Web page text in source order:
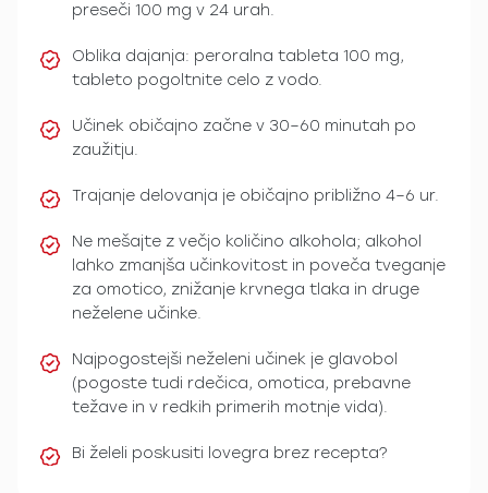
preseči 100 mg v 24 urah.
Oblika dajanja: peroralna tableta 100 mg,
tableto pogoltnite celo z vodo.
Učinek običajno začne v 30–60 minutah po
zaužitju.
Trajanje delovanja je običajno približno 4–6 ur.
Ne mešajte z večjo količino alkohola; alkohol
lahko zmanjša učinkovitost in poveča tveganje
za omotico, znižanje krvnega tlaka in druge
neželene učinke.
Najpogostejši neželeni učinek je glavobol
(pogoste tudi rdečica, omotica, prebavne
težave in v redkih primerih motnje vida).
Bi želeli poskusiti lovegra brez recepta?